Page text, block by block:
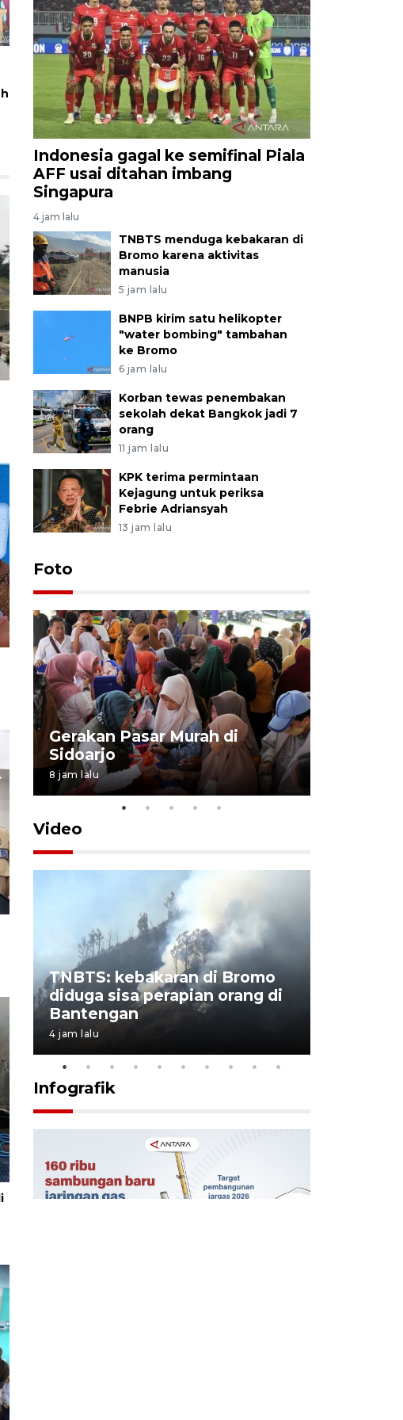
Indonesia gagal ke semifinal Piala
AFF usai ditahan imbang
Singapura
4 jam lalu
TNBTS menduga kebakaran di
Bromo karena aktivitas
manusia
5 jam lalu
BNPB kirim satu helikopter
"water bombing" tambahan
ke Bromo
6 jam lalu
Korban tewas penembakan
sekolah dekat Bangkok jadi 7
orang
11 jam lalu
KPK terima permintaan
Kejagung untuk periksa
Febrie Adriansyah
13 jam lalu
Foto
Gerakan Pasar Murah di
Sidoarjo
8 jam lalu
Video
TNBTS: kebakaran di Bromo
diduga sisa perapian orang di
Bantengan
4 jam lalu
Infografik